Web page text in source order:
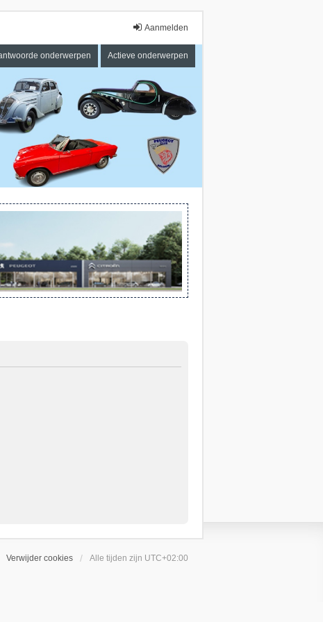
Aanmelden
onderwerpen Actieve onderwerpen
Verwijder cookies Alle tijden zijn UTC+02:00